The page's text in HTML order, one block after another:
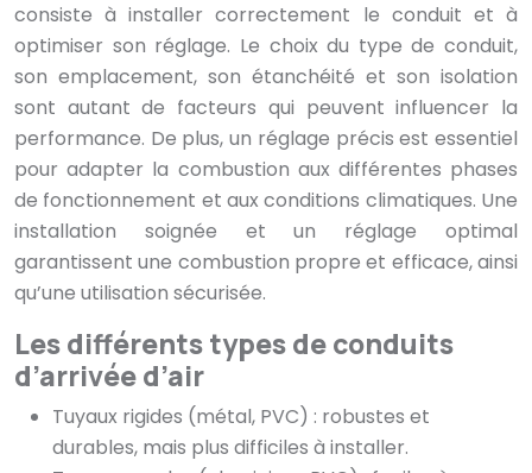
consiste à installer correctement le conduit et à
optimiser son réglage. Le choix du type de conduit,
son emplacement, son étanchéité et son isolation
sont autant de facteurs qui peuvent influencer la
performance. De plus, un réglage précis est essentiel
pour adapter la combustion aux différentes phases
de fonctionnement et aux conditions climatiques. Une
installation soignée et un réglage optimal
garantissent une combustion propre et efficace, ainsi
qu’une utilisation sécurisée.
Les différents types de conduits
d’arrivée d’air
Tuyaux rigides (métal, PVC) : robustes et
durables, mais plus difficiles à installer.